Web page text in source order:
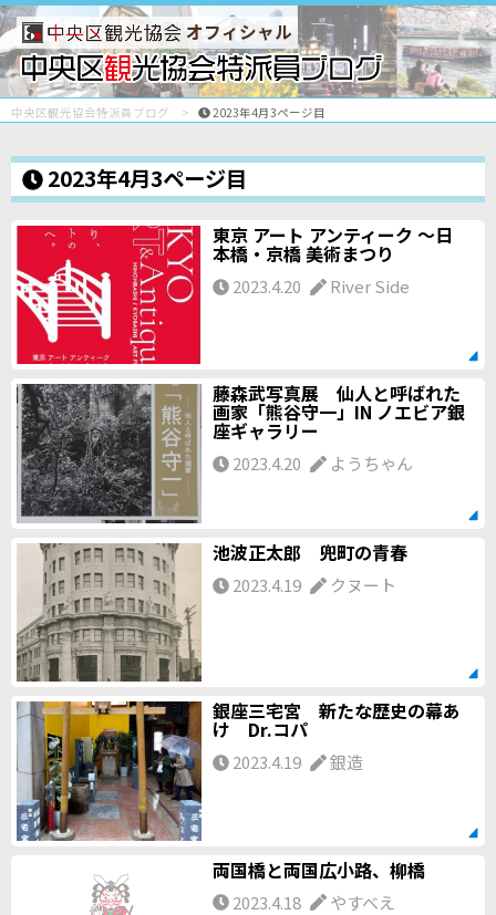
オフィシャル
中央区観光協会特派員ブログ 2023年4月3ページ目
2023年4月3ページ目
東京 アート アンティーク 〜日
本橋・京橋 美術まつり
2023.4.20 River Side
藤森武写真展 仙人と呼ばれた
画家「熊谷守一」IN ノエビア銀
座ギャラリー
2023.4.20 ようちゃん
池波正太郎 兜町の青春
2023.4.19 クヌート
銀座三宅宮 新たな歴史の幕あ
け Dr.コパ
2023.4.19 銀造
両国橋と両国広小路、柳橋
2023.4.18 やすべえ